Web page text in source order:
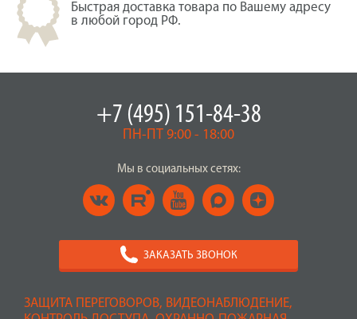
Быстрая доставка товара по Вашему адресу
в любой город РФ.
ЗАЩИТА ПЕРЕГОВОРОВ, ВИДЕОНАБЛЮДЕНИЕ,
+7 (495) 151-84-38
ПН-ПТ 9:00 - 18:00
Мы в социальных сетях:
ЗАКАЗАТЬ ЗВОНОК